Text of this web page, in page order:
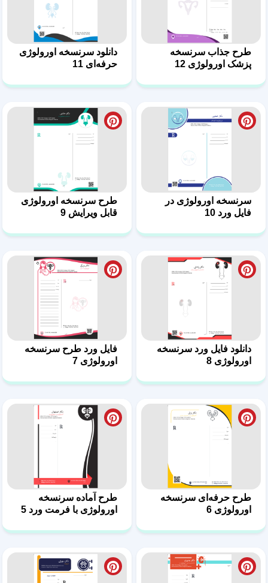
سرنسخه اورولوژی در
فایل ورد 10
طرح سرنسخه اورولوژی
قابل ویرایش 9
دانلود فایل ورد سرنسخه
اورولوژی 8
فایل ورد طرح سرنسخه
اورولوژی 7
اورولوژی 6
طرح آماده سرنسخه
اورولوژی با فرمت ورد 5
متخصص اورولوژی 4
سرنسخه دامپزشکی قابل
ویرایش 5